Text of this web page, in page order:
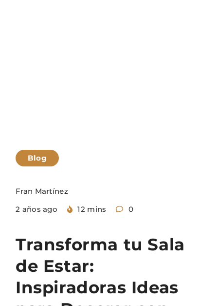
Blog
Fran Martínez
2 años ago
12 mins 0
Transforma tu Sala
de Estar:
Inspiradoras Ideas